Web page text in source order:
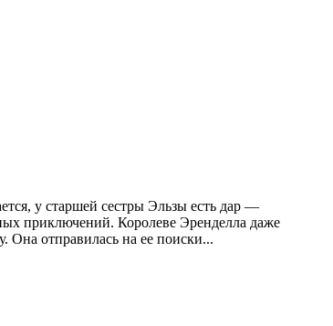
у старшей сестры Эльзы есть дар —
приключений. Королеве Эренделла даже
Она отправилась на ее поиски...